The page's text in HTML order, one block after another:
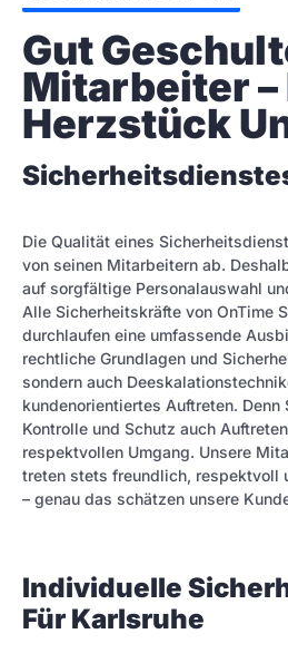
Gut
Mitarbeiter –
Herzstück
Die Qualität eines
von seinen Mitarbeitern ab.
auf sorgfältige Personalauswahl
Alle Sicherheitskräfte von OnTime
durchlaufen eine umfassende
rechtliche Grundlagen und
sondern auch
kundenorientiertes Auftreten.
Kontrolle und Schutz auch
respektvollen Umgang. Unsere
treten stets freundlich, respektvoll
– genau das schätzen unsere
Individuelle
Für Karlsruhe